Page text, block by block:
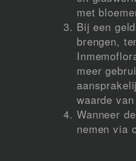
met
Bij een
brengen,
meer
waarde
Wanneer
nemen via